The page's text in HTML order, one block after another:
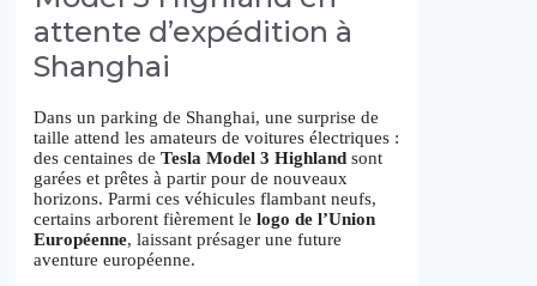
attente d’expédition à
Shanghai
Dans un parking de Shanghai, une surprise de
taille attend les amateurs de voitures électriques :
des centaines de Tesla Model 3 Highland sont
garées et prêtes à partir pour de nouveaux
horizons. Parmi ces véhicules flambant neufs,
certains arborent fièrement le logo de l’Union
Européenne, laissant présager une future
aventure européenne.